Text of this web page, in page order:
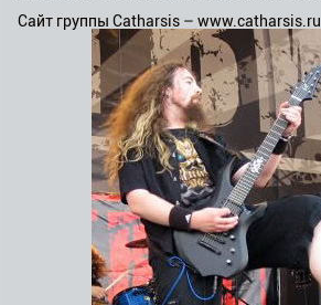
Сайт группы Catharsis – www.catharsis.ru